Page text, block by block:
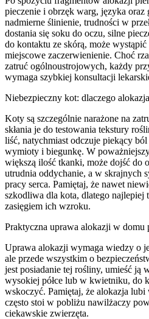
pieczenie i obrzęk warg, języka oraz
nadmierne ślinienie, trudności w
dostania się soku do oczu, silne
do kontaktu ze skórą, może
miejscowe zaczerwienienie. Choć
zatruć ogólnoustrojowych, każdy
wymaga szybkiej konsultacji
Niebezpieczny kot: dlaczego
Koty są szczególnie narażone na
skłania je do testowania tekstury
liść, natychmiast odczuje piekący
wymioty i biegunkę. W
większą ilość tkanki, może dojść do
utrudnia oddychanie, a w skrajnych
pracy serca. Pamiętaj, że nawet
szkodliwa dla kota, dlatego najlepiej
zasięgiem ich wzroku.
Praktyczna uprawa alokazji w domu
Uprawa alokazji wymaga wiedzy o
ale przede wszystkim o
jest posiadanie tej rośliny, umieść ją
wysokiej półce lub w kwietniku, do
wskoczyć. Pamiętaj, że alokazja
często stoi w pobliżu nawilżaczy
ciekawskie zwierzęta.